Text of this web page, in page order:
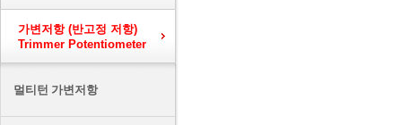
가변저항 (반고정 저항)
Trimmer Potentiometer
멀티턴 가변저항